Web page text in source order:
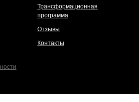
Трансформационная
программа
Отзывы
Контакты